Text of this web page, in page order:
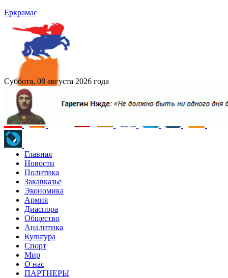
Еркрамас
Суббота, 08 августа 2026 года
Главная
Новости
Политика
Закавказье
Экономика
Армия
Диаспора
Общество
Аналитика
Культура
Спорт
Мир
О нас
ПАРТНЕРЫ